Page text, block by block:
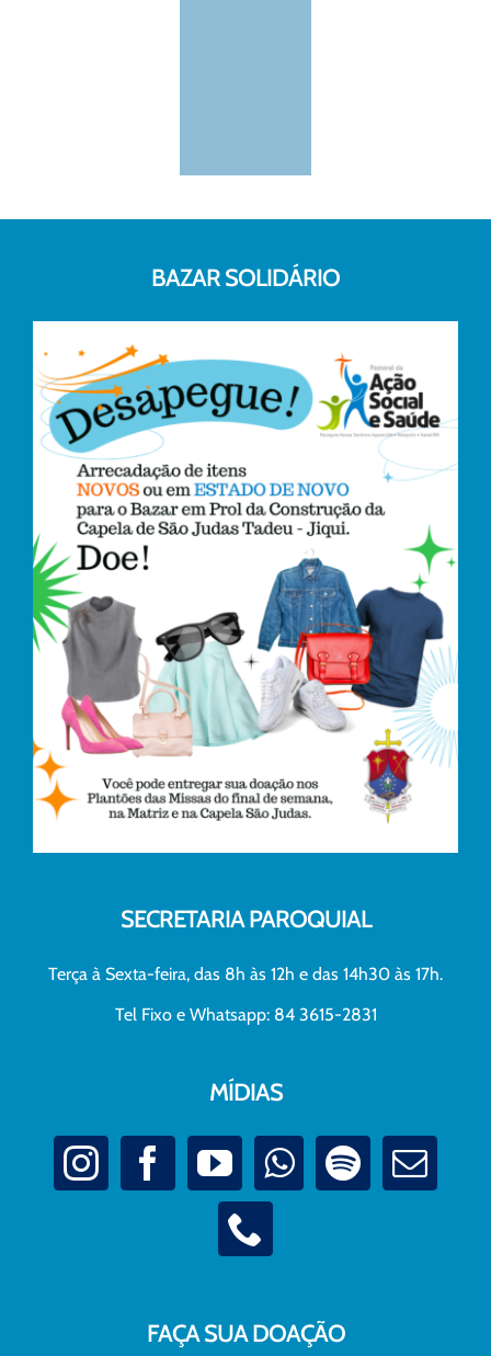
BAZAR SOLIDÁRIO
SECRETARIA PAROQUIAL
Terça à Sexta-feira, das 8h às 12h e das 14h30 às 17h.
Tel Fixo e Whatsapp: 84 3615-2831
MÍDIAS
FAÇA SUA DOAÇÃO